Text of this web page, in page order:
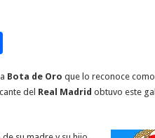
C
m
Bota de Oro que lo reconoce
del Real Madrid obtuvo este